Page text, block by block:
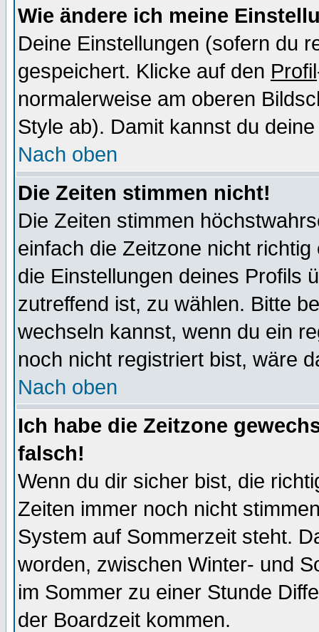
Wie ändere ich meine
Deine Einstellungen (sofern du
gespeichert. Klicke auf den Profil
normalerweise am oberen
Style ab). Damit kannst du
Nach oben
Die Zeiten stimmen nicht!
Die Zeiten stimmen
einfach die Zeitzone nicht
die Einstellungen deines Profils
zutreffend ist, zu wählen. Bitte
wechseln kannst, wenn du ein
noch nicht registriert bist, wäre
Nach oben
Ich habe die Zeitzone
falsch!
Wenn du dir sicher bist, die
Zeiten immer noch nicht
System auf Sommerzeit steht.
worden, zwischen Winter- und
im Sommer zu einer Stunde
der Boardzeit kommen.